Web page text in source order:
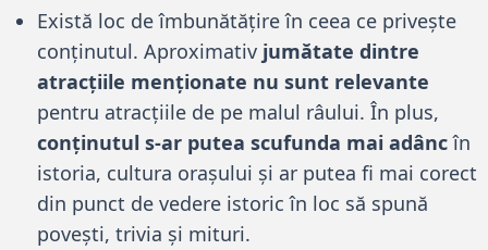
Există loc de îmbunătățire în ceea ce privește
conținutul. Aproximativ jumătate dintre
atracțiile menționate nu sunt relevante
pentru atracțiile de pe malul râului. În plus,
conținutul s-ar putea scufunda mai adâncîn
istoria, cultura orașului și ar putea fi mai corect
din punct de vedere istoric în loc să spună
povești, trivia și mituri.